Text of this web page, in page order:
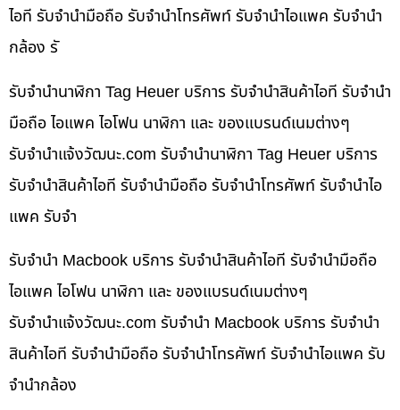
ไอที รับจำนำมือถือ รับจำนำโทรศัพท์ รับจำนำไอแพค รับจำนำ
กล้อง รั
รับจำนำนาฬิกา Tag Heuer บริการ รับจำนำสินค้าไอที รับจำนำ
มือถือ ไอแพค ไอโฟน นาฬิกา และ ของแบรนด์เนมต่างๆ
รับจํานําแจ้งวัฒนะ.com รับจำนำนาฬิกา Tag Heuer บริการ
รับจำนำสินค้าไอที รับจำนำมือถือ รับจำนำโทรศัพท์ รับจำนำไอ
แพค รับจำ
รับจำนำ Macbook บริการ รับจำนำสินค้าไอที รับจำนำมือถือ
ไอแพค ไอโฟน นาฬิกา และ ของแบรนด์เนมต่างๆ
รับจํานําแจ้งวัฒนะ.com รับจำนำ Macbook บริการ รับจำนำ
สินค้าไอที รับจำนำมือถือ รับจำนำโทรศัพท์ รับจำนำไอแพค รับ
จำนำกล้อง